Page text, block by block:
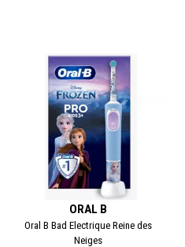
ORAL B
Oral B Bad Electrique Reine des
Neiges